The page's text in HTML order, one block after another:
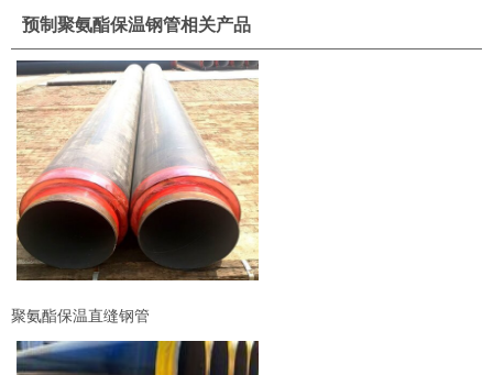
预制聚氨酯保温钢管相关产品
聚氨酯保温直缝钢管